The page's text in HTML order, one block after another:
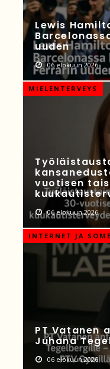
Lewis
uuden
06 elokuun 2026
MIELENTERVEYS
vuotisen
06 elokuun 2026
INTERNET JA SOME
PT Vatanen
Juhana
06 elokuun 2026